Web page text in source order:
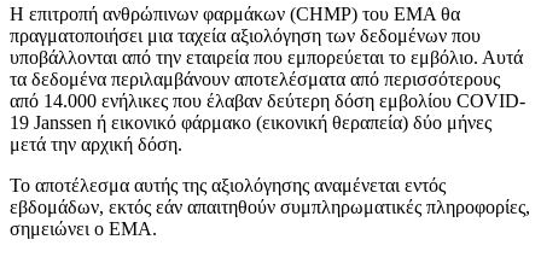
Η επιτροπή ανθρώπινων φαρμάκων (CHMP) του EMA θα
πραγματοποιήσει μια ταχεία αξιολόγηση των δεδομένων που
υποβάλλονται από την εταιρεία που εμπορεύεται το εμβόλιο. Αυτά
τα δεδομένα περιλαμβάνουν αποτελέσματα από περισσότερους
από 14.000 ενήλικες που έλαβαν δεύτερη δόση εμβολίου COVID-
19 Janssen ή εικονικό φάρμακο (εικονική θεραπεία) δύο μήνες
μετά την αρχική δόση.
Το αποτέλεσμα αυτής της αξιολόγησης αναμένεται εντός
εβδομάδων, εκτός εάν απαιτηθούν συμπληρωματικές πληροφορίες,
σημειώνει ο EMA.